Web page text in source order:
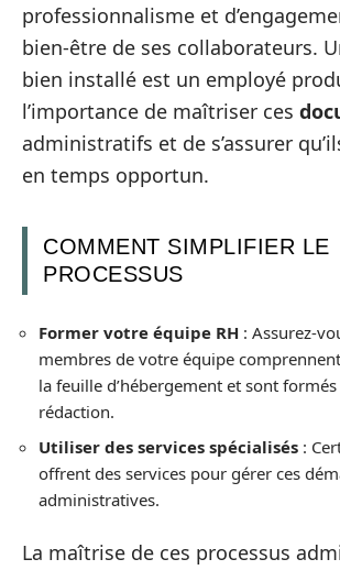
professionnalisme et
bien-être de ses collaborateurs.
bien installé est un employé
l’importance de maîtriser ces
administratifs et de s’assurer
en temps opportun.
COMMENT SIMPLIFIER LE
PROCESSUS
Former votre équipe RH : Assurez-
membres de votre équipe
la feuille d’hébergement et sont
rédaction.
Utiliser des services spécialisés :
offrent des services pour gérer ces
administratives.
La maîtrise de ces processus